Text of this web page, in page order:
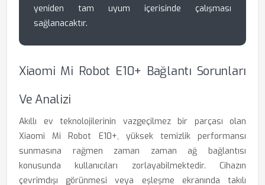
yeniden tam uyum içerisinde çalışması
sağlanacaktır.
Xiaomi Mi Robot E10+ Bağlantı Sorunları
Ve Analizi
Akıllı ev teknolojilerinin vazgeçilmez bir parçası olan
Xiaomi Mi Robot E10+, yüksek temizlik performansı
sunmasına rağmen zaman zaman ağ bağlantısı
konusunda kullanıcıları zorlayabilmektedir. Cihazın
çevrimdışı görünmesi veya eşleşme ekranında takılı